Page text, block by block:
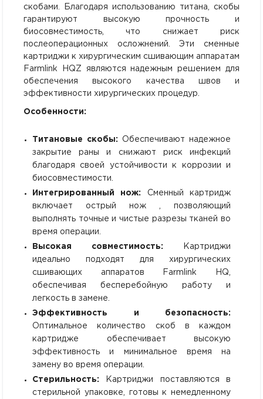
скобами. Благодаря использованию титана, скобы
гарантируют высокую прочность и
биосовместимость, что снижает риск
послеоперационных осложнений. Эти сменные
картриджи к хирургическим сшивающим аппаратам
Farmlink HQZ являются надежным решением для
обеспечения высокого качества швов и
эффективности хирургических процедур.
Особенности:
Титановые скобы: Обеспечивают надежное
закрытие раны и снижают риск инфекций
благодаря своей устойчивости к коррозии и
биосовместимости.
Интегрированный нож:
Сменный картридж
включает острый нож , позволяющий
выполнять точные и чистые разрезы тканей во
время операции.
Высокая совместимость: Картриджи
идеально подходят для хирургических
сшивающих аппаратов Farmlink HQ,
обеспечивая бесперебойную работу и
легкость в замене.
Эффективность и безопасность:
Оптимальное количество скоб в каждом
картридже обеспечивает высокую
эффективность и минимальное время на
замену во время операции.
Стерильность: Картриджи поставляются в
стерильной упаковке, готовы к немедленному